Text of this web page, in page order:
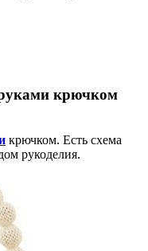
крючком
крючком. Есть схема
рукоделия.